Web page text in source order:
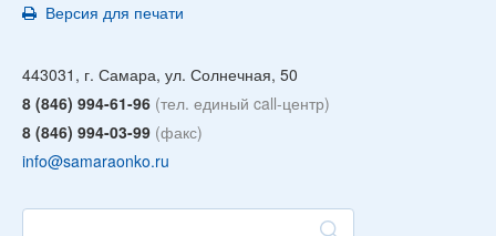
Версия для печати
443031, г. Самара, ул. Солнечная, 50
8 (846) 994-61-96 (тел. единый call-центр)
8 (846) 994-03-99 (факс)
info@samaraonko.ru